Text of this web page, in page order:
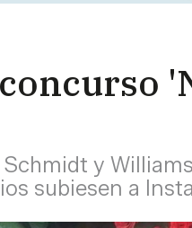
y
subiesen a